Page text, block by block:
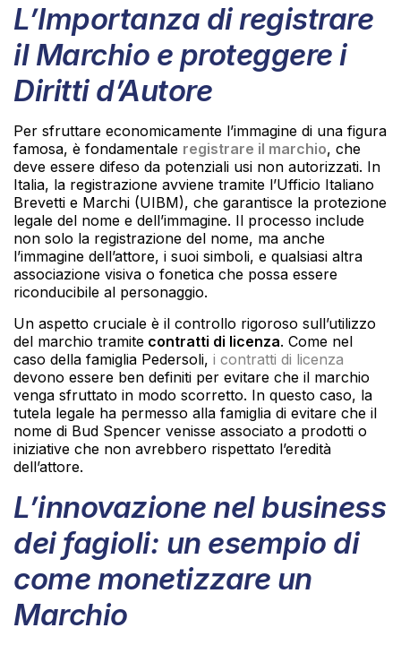
L’Importanza di registrare
il Marchio e proteggere i
Diritti d’Autore
Per sfruttare economicamente l’immagine di una figura
famosa, è fondamentale registrare il marchio, che
deve essere difeso da potenziali usi non autorizzati. In
Italia, la registrazione avviene tramite l’Ufficio Italiano
Brevetti e Marchi (UIBM), che garantisce la protezione
legale del nome e dell’immagine. Il processo include
non solo la registrazione del nome, ma anche
l’immagine dell’attore, i suoi simboli, e qualsiasi altra
associazione visiva o fonetica che possa essere
riconducibile al personaggio.
Un aspetto cruciale è il controllo rigoroso sull’utilizzo
del marchio tramite contratti di licenza. Come nel
caso della famiglia Pedersoli, i contratti di licenza
devono essere ben definiti per evitare che il marchio
venga sfruttato in modo scorretto. In questo caso, la
tutela legale ha permesso alla famiglia di evitare che il
nome di Bud Spencer venisse associato a prodotti o
iniziative che non avrebbero rispettato l’eredità
dell’attore.
L’innovazione nel business
dei fagioli: un esempio di
come monetizzare un
Marchio